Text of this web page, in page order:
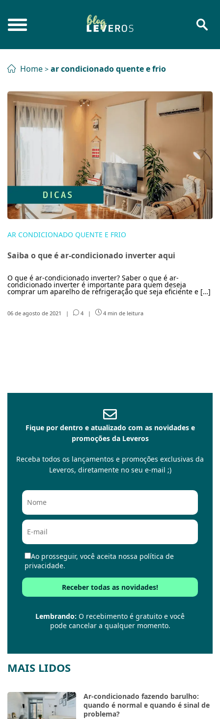
Home > ar condicionado quente e frio
AR CONDICIONADO QUENTE E FRIO
Saiba o que é ar-condicionado inverter aqui
O que é ar-condicionado inverter? Saber o que é ar-
condicionado inverter é importante para quem deseja
comprar um aparelho de refrigeração que seja eficiente e […]
06 de agosto de 2021 | 4 | 4 min de leitura
Fique por dentro e atualizado com as novidades e
promoções da Leveros
Receba todos os lançamentos e promoções exclusivas da
Leveros, diretamente no seu e-mail ;)
Ao prosseguir, você aceita nossa política de
privacidade.
Lembrando: O recebimento é gratuito e você
pode cancelar a qualquer momento.
MAIS LIDOS
Ar-condicionado fazendo barulho:
quando é normal e quando é sinal de
problema?